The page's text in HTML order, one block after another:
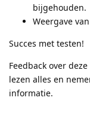
bijgehouden.
Weergave
Succes met testen!
Feedback over
lezen alles en
informatie.